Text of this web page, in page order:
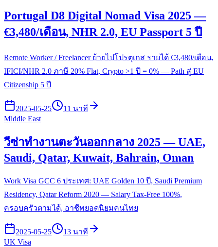
Portugal D8 Digital Nomad Visa 2025 —
€3,480/เดือน, NHR 2.0, EU Passport 5 ปี
Remote Worker / Freelancer ย้ายไปโปรตุเกส รายได้ €3,480/เดือน,
IFICI/NHR 2.0 ภาษี 20% Flat, Crypto >1 ปี = 0% — Path สู่ EU
Citizenship 5 ปี
2025-05-25
11 นาที
Middle East
วีซ่าทำงานตะวันออกกลาง 2025 — UAE,
Saudi, Qatar, Kuwait, Bahrain, Oman
Work Visa GCC 6 ประเทศ: UAE Golden 10 ปี, Saudi Premium
Residency, Qatar Reform 2020 — Salary Tax-Free 100%,
ครอบครัวตามได้, อาชีพยอดนิยมคนไทย
2025-05-25
13 นาที
UK Visa